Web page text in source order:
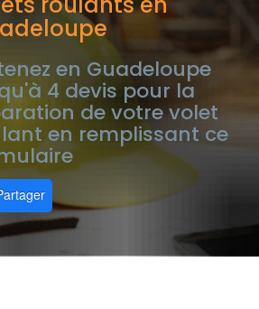
en Guadeloupe
4 devis pour la
de votre volet
en remplissant ce